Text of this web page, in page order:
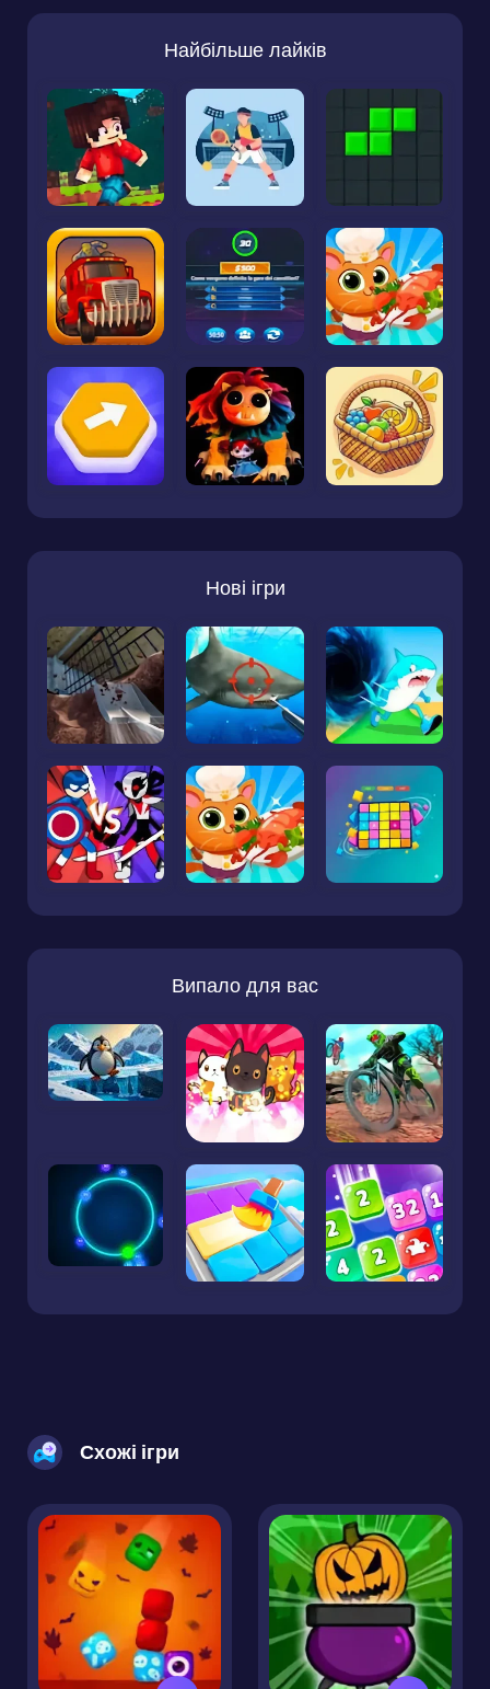
Найбільше лайків
Нові ігри
Випало для вас
Схожі ігри